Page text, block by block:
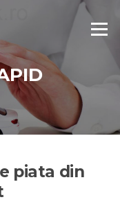
Menu
piata din